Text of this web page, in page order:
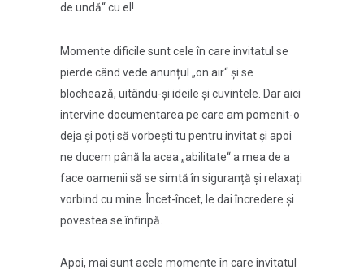
de undă“ cu el!
Momente dificile sunt cele în care invitatul se
pierde când vede anunțul „on air“ și se
blochează, uitându-și ideile și cuvintele. Dar aici
intervine documentarea pe care am pomenit-o
deja și poți să vorbești tu pentru invitat și apoi
ne ducem până la acea „abilitate“ a mea de a
face oamenii să se simtă în siguranță și relaxați
vorbind cu mine. Încet-încet, le dai încredere și
povestea se înfiripă.
Apoi, mai sunt acele momente în care invitatul